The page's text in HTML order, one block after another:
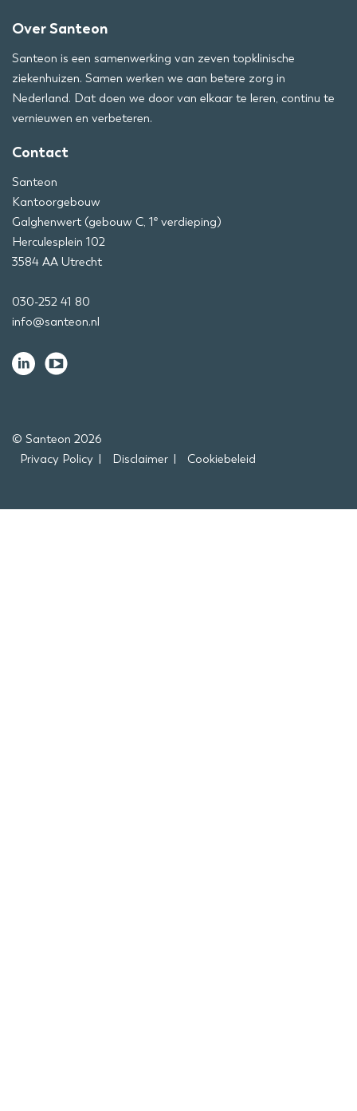
Over Santeon
Santeon is een samenwerking van zeven topklinische
ziekenhuizen. Samen werken we aan betere zorg in
Nederland. Dat doen we door van elkaar te leren, continu te
vernieuwen en verbeteren.
Contact
Santeon
Kantoorgebouw
Galghenwert (gebouw C, 1e verdieping)
Herculesplein 102
3584 AA Utrecht
030-252 41 80
info@santeon.nl
© Santeon 2026
Privacy Policy
Disclaimer Cookiebeleid